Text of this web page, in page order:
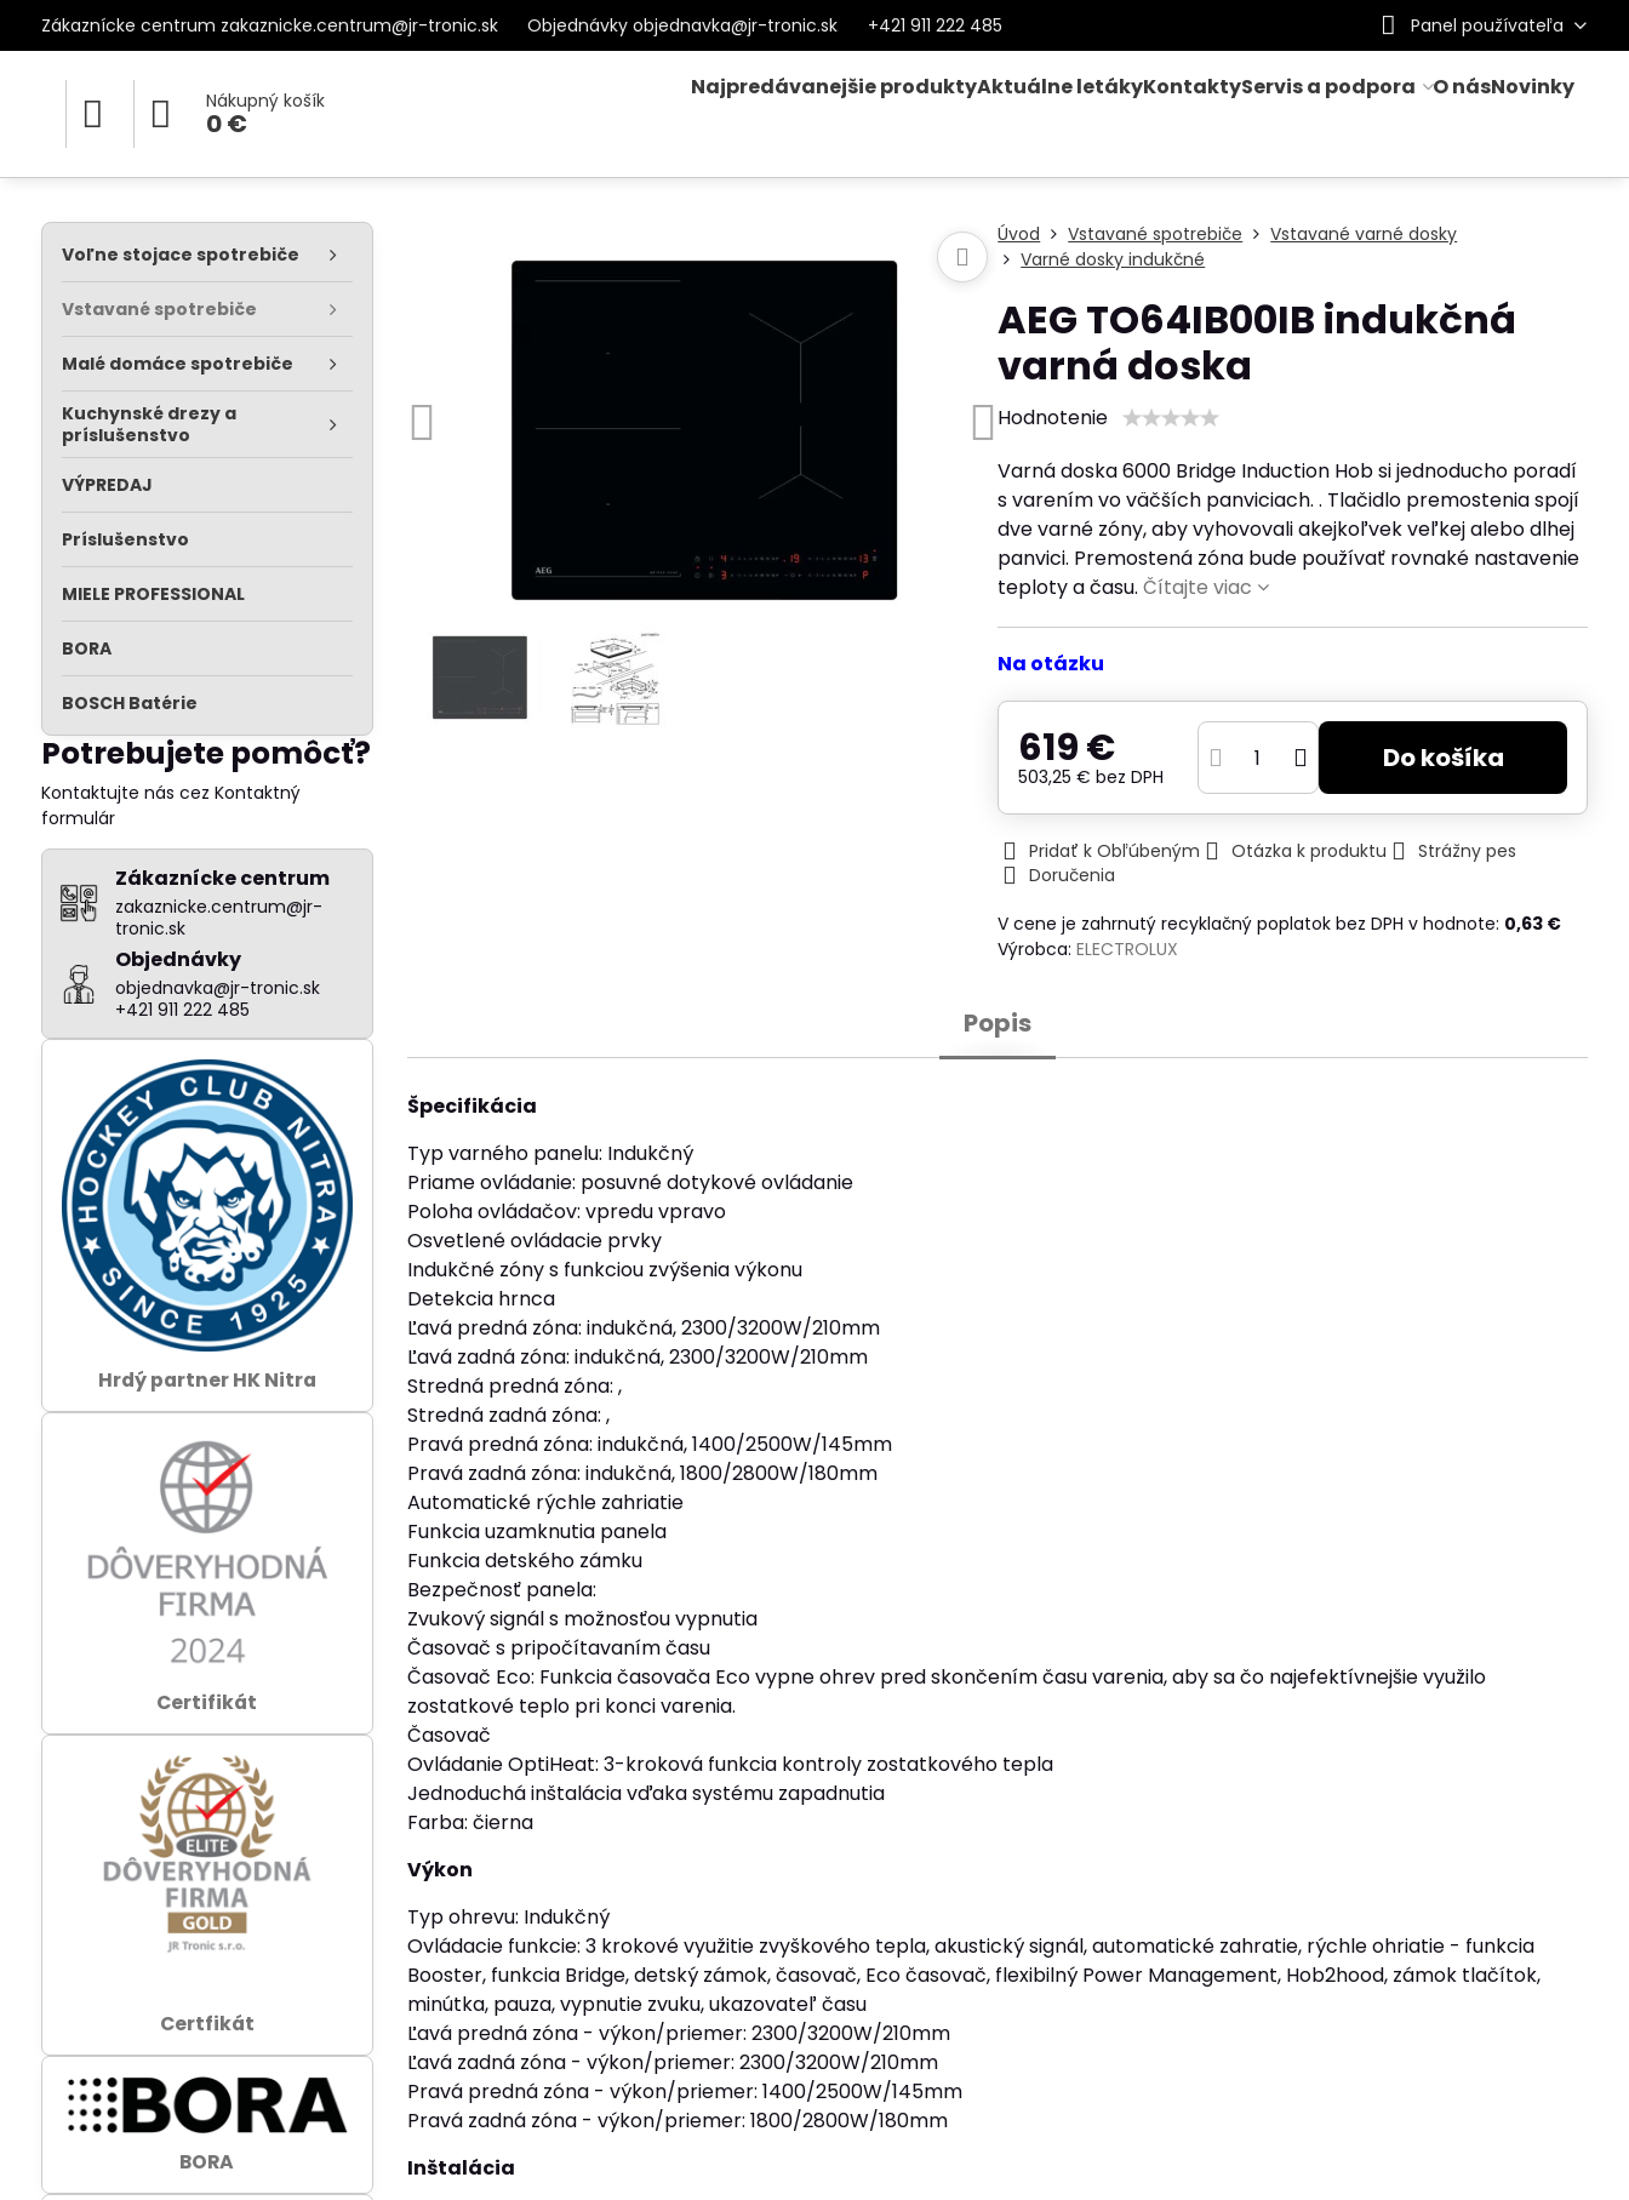
Zákaznícke centrum zakaznicke.centrum@jr-tronic.sk Objednávky objednavka@jr-tronic.sk +421 911 222 485 Panel používateľa
Nákupný košík
0 €
Najpredávanejšie produktyAktuálne letákyKontaktyServis a podpora O násNovinky
Úvod Vstavané spotrebiče
Vstavané varné dosky
Varné dosky indukčné
AEG TO64IB00IB indukčná
varná doska
Hodnotenie
Varná doska 6000 Bridge Induction Hob si jednoducho poradí
s varením vo väčších panviciach. . Tlačidlo premostenia spojí
dve varné zóny, aby vyhovovali akejkoľvek veľkej alebo dlhej
panvici. Premostená zóna bude používať rovnaké nastavenie
teploty a času.Čítajte viac
Na otázku
619 €
503,25 €bez DPH
Do košíka
Pridať k Obľúbeným Otázka k produktu
Strážny pes
Doručenia
V cene je zahrnutý recyklačný poplatok bez DPH v hodnote: 0,63 €
Výrobca:ELECTROLUX
Popis
Špecifikácia
Typ varného panelu: Indukčný
Priame ovládanie: posuvné dotykové ovládanie
Poloha ovládačov: vpredu vpravo
Osvetlené ovládacie prvky
Indukčné zóny s funkciou zvýšenia výkonu
Detekcia hrnca
Ľavá predná zóna: indukčná, 2300/3200W/210mm
Ľavá zadná zóna: indukčná, 2300/3200W/210mm
Stredná predná zóna: ,
Stredná zadná zóna: ,
Pravá predná zóna: indukčná, 1400/2500W/145mm
Pravá zadná zóna: indukčná, 1800/2800W/180mm
Automatické rýchle zahriatie
Funkcia uzamknutia panela
Funkcia detského zámku
Bezpečnosť panela:
Zvukový signál s možnosťou vypnutia
Časovač s pripočítavaním času
Časovač Eco: Funkcia časovača Eco vypne ohrev pred skončením času varenia, aby sa čo najefektívnejšie využilo
zostatkové teplo pri konci varenia.
Časovač
Ovládanie OptiHeat: 3-kroková funkcia kontroly zostatkového tepla
Jednoduchá inštalácia vďaka systému zapadnutia
Farba: čierna
Výkon
Typ ohrevu: Indukčný
Ovládacie funkcie: 3 krokové využitie zvyškového tepla, akustický signál, automatické zahratie, rýchle ohriatie - funkcia
Booster, funkcia Bridge, detský zámok, časovač, Eco časovač, flexibilný Power Management, Hob2hood, zámok tlačítok,
minútka, pauza, vypnutie zvuku, ukazovateľ času
Ľavá predná zóna - výkon/priemer: 2300/3200W/210mm
Ľavá zadná zóna - výkon/priemer: 2300/3200W/210mm
Pravá predná zóna - výkon/priemer: 1400/2500W/145mm
Pravá zadná zóna - výkon/priemer: 1800/2800W/180mm
Inštalácia
Voľne stojace spotrebiče
Vstavané spotrebiče
Malé domáce spotrebiče
Kuchynské drezy a
príslušenstvo
VÝPREDAJ
Príslušenstvo
MIELE PROFESSIONAL
BORA
BOSCH Batérie
Potrebujete pomôcť?
Kontaktujte nás cez Kontaktný
formulár
Zákaznícke centrum
zakaznicke.centrum@jr-
tronic.sk
Objednávky
objednavka@jr-tronic.sk
+421 911 222 485
Hrdý partner HK Nitra
Certifikát
Certfikát
BORA